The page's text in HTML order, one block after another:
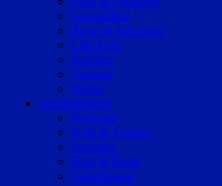
Gesundheit
Reise & Erholung
Life-Style
Karriere
Technik
Wetter
Sonderthemen
Podcasts
Kids & Teenies
Senioren
Katz & Hund
Valentinstag